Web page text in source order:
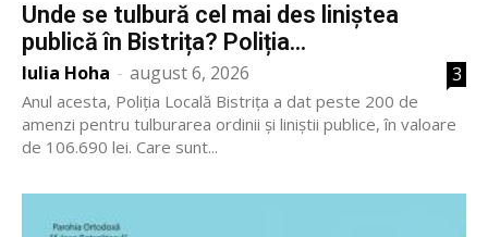
Unde se tulbură cel mai des liniștea
publică în Bistrița? Poliția...
Iulia Hoha - august 6, 2026 3
Anul acesta, Poliția Locală Bistrița a dat peste 200 de
amenzi pentru tulburarea ordinii și liniștii publice, în valoare
de 106.690 lei. Care sunt...